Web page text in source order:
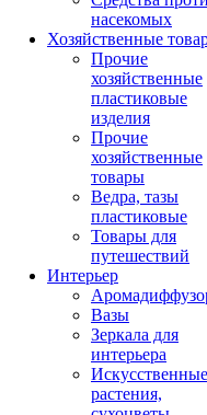
насекомых
Хозяйственные
Прочие
хозяйственные
пластиковые
изделия
Прочие
хозяйственные
товары
Ведра, тазы
пластиковые
Товары для
путешествий
Интерьер
Вазы
Зеркала для
интерьера
Искусственные
растения,